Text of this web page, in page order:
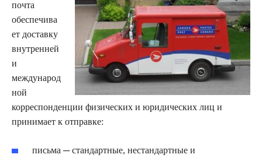
почта
обеспечива
ет доставку
внутренней
и
международ
ной
корреспонденции физических и юридических лиц и
принимает к отправке:
письма ─ стандартные, нестандартные и